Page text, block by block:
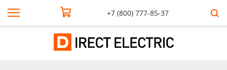
+7 (800) 777-85-37